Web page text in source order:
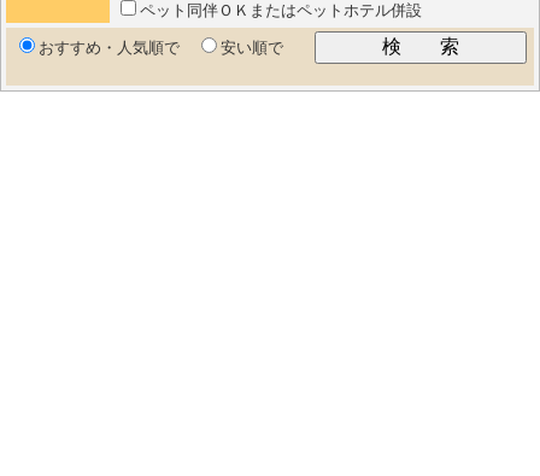
ペット同伴ＯＫまたはペットホテル併設
おすすめ・人気順で 安い順で